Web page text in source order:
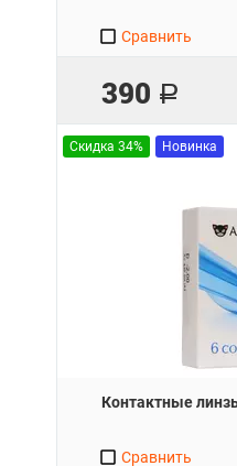
390 Р
Сравнить
Скидка 34% Новинка
Контактные
Сравнить